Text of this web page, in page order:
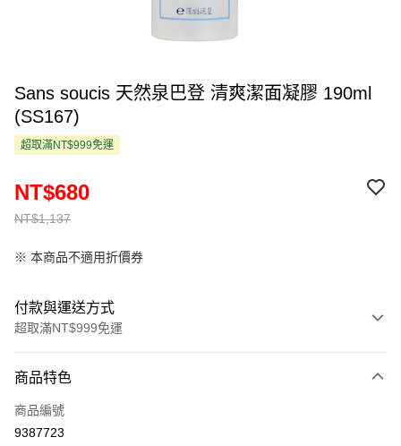
Sans soucis 天然泉巴登 清爽潔面凝膠 190ml
(SS167)
超取滿NT$999免運
NT$1,137
NT$680
※ 本商品不適用折價券
付款與運送方式
超取滿NT$999免運
信用卡一次付款
超商取貨付款
商品特色
商品編號
9387723